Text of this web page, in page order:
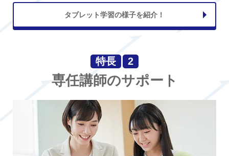
タブレット学習の様子を紹介！
特長 2
専任講師のサポート